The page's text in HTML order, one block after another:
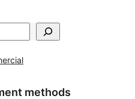
methods